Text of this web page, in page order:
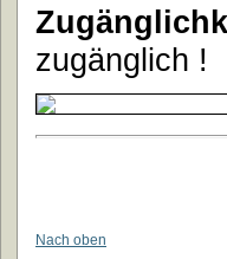
zugänglich !
Nach oben